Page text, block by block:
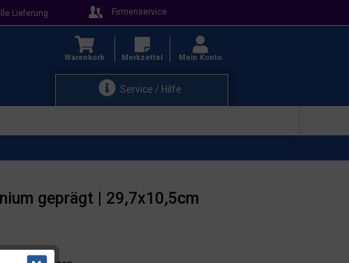
Lieferung Firmenservice
Service / Hilfe
Warenkorb Merkzettel Mein Konto
geprägt | 29,7x10,5cm